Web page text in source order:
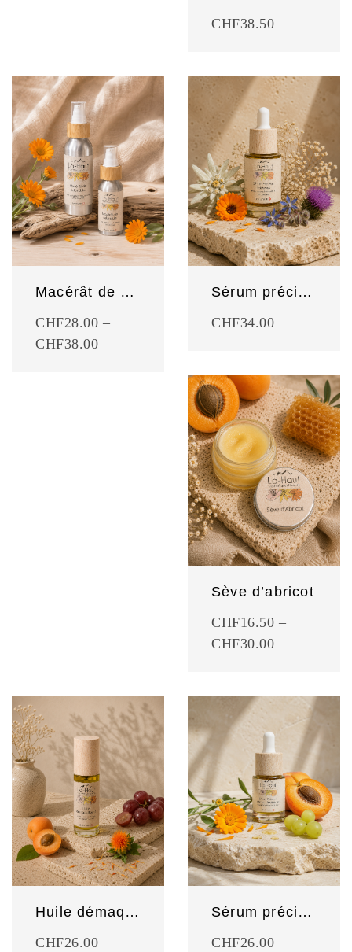
CHF38.50
Macérât de calendula
CHF28.00 –
CHF38.00
Sérum précieux Edelweiss
CHF34.00
Sève d’abricot
CHF16.50 –
CHF30.00
Huile démaquillante
CHF26.00
Sérum précieux Abricot et Pépins de raisin
CHF26.00